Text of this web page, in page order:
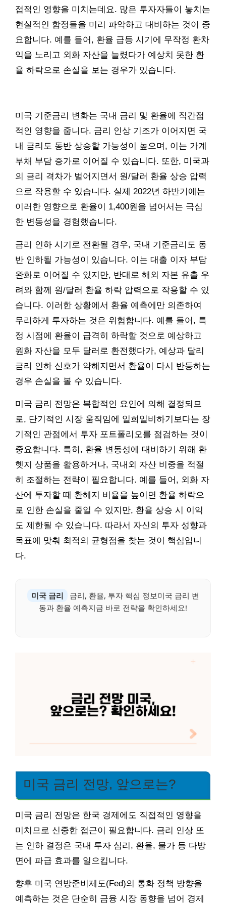
접적인 영향을 미치는데요. 많은 투자자들이 놓치는
현실적인 함정들을 미리 파악하고 대비하는 것이 중
요합니다. 예를 들어, 환율 급등 시기에 무작정 환차
익을 노리고 외화 자산을 늘렸다가 예상치 못한 환
율 하락으로 손실을 보는 경우가 있습니다.
미국 기준금리 변화는 국내 금리 및 환율에 직간접
적인 영향을 줍니다. 금리 인상 기조가 이어지면 국
내 금리도 동반 상승할 가능성이 높으며, 이는 가계
부채 부담 증가로 이어질 수 있습니다. 또한, 미국과
의 금리 격차가 벌어지면서 원/달러 환율 상승 압력
으로 작용할 수 있습니다. 실제 2022년 하반기에는
이러한 영향으로 환율이 1,400원을 넘어서는 극심
한 변동성을 경험했습니다.
금리 인하 시기로 전환될 경우, 국내 기준금리도 동
반 인하될 가능성이 있습니다. 이는 대출 이자 부담
완화로 이어질 수 있지만, 반대로 해외 자본 유출 우
려와 함께 원/달러 환율 하락 압력으로 작용할 수 있
습니다. 이러한 상황에서 환율 예측에만 의존하여
무리하게 투자하는 것은 위험합니다. 예를 들어, 특
정 시점에 환율이 급격히 하락할 것으로 예상하고
원화 자산을 모두 달러로 환전했다가, 예상과 달리
금리 인하 신호가 약해지면서 환율이 다시 반등하는
경우 손실을 볼 수 있습니다.
미국 금리 전망은 복합적인 요인에 의해 결정되므
로, 단기적인 시장 움직임에 일희일비하기보다는 장
기적인 관점에서 투자 포트폴리오를 점검하는 것이
중요합니다. 특히, 환율 변동성에 대비하기 위해 환
헷지 상품을 활용하거나, 국내외 자산 비중을 적절
히 조절하는 전략이 필요합니다. 예를 들어, 외화 자
산에 투자할 때 환헤지 비율을 높이면 환율 하락으
로 인한 손실을 줄일 수 있지만, 환율 상승 시 이익
도 제한될 수 있습니다. 따라서 자신의 투자 성향과
목표에 맞춰 최적의 균형점을 찾는 것이 핵심입니
다.
미국 금리
금리, 환율, 투자 핵심 정보미국 금리 변
동과 환율 예측지금 바로 전략을 확인하세요!
미국 금리 전망, 앞으로는?
미국 금리 전망은 한국 경제에도 직접적인 영향을
미치므로 신중한 접근이 필요합니다. 금리 인상 또
는 인하 결정은 국내 투자 심리, 환율, 물가 등 다방
면에 파급 효과를 일으킵니다.
향후 미국 연방준비제도(Fed)의 통화 정책 방향을
예측하는 것은 단순히 금융 시장 동향을 넘어 경제